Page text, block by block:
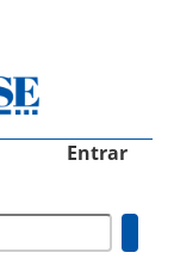
Entrar